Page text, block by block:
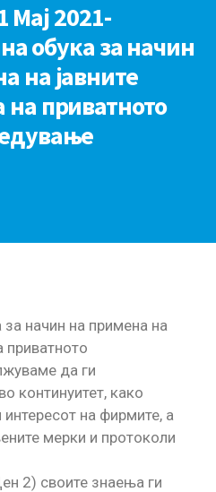
Мај 2021-
обука за начин
на јавните
на приватното
за начин на примена на
приватното
да ги
континуитет, како
на фирмите, а
мерки и протоколи
2) своите знаења ги